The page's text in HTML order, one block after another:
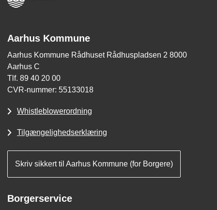
Aarhus Kommune
Aarhus Kommune Rådhuset Rådhuspladsen 2 8000
Aarhus C
Tlf. 89 40 20 00
CVR-nummer: 55133018
Whistleblowerordning
Tilgængelighedserklæring
Skriv sikkert til Aarhus Kommune (for Borgere)
Borgerservice